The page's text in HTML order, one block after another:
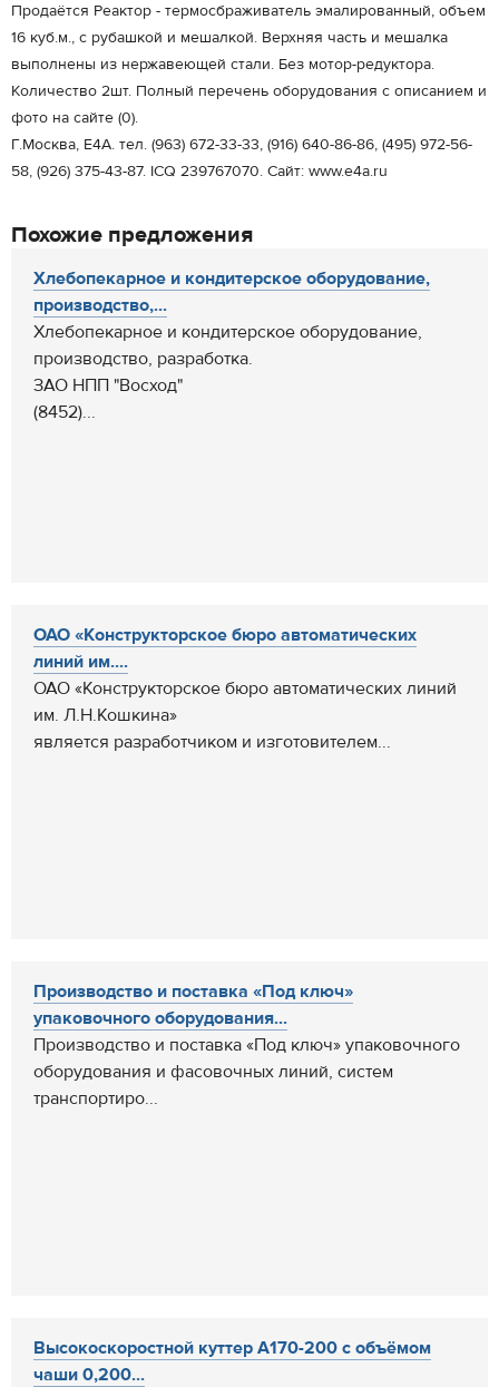
Продаётся Реактор - термосбраживатель эмалированный, объем
16 куб.м., с рубашкой и мешалкой. Верхняя часть и мешалка
выполнены из нержавеющей стали. Без мотор-редуктора.
Количество 2шт. Полный перечень оборудования с описанием и
фото на сайте (0).
Г.Москва, Е4А. тел. (963) 672-33-33, (916) 640-86-86, (495) 972-56-
58, (926) 375-43-87. IСQ 239767070. Сайт: www.e4a.ru
Похожие предложения
Хлебопекарное и кондитерское оборудование,
производство,...
Хлебопекарное и кондитерское оборудование,
производство, разработка.
ЗАО НПП "Восход"
(8452)...
ОАО «Конструкторское бюро автоматических
линий им....
ОАО «Конструкторское бюро автоматических линий
им. Л.Н.Кошкина»
является разработчиком и изготовителем...
Производство и поставка «Под ключ»
упаковочного оборудования...
Производство и поставка «Под ключ» упаковочного
оборудования и фасовочных линий, систем
транспортиро...
Высокоскоростной куттер А170-200 с объёмом
чаши 0,200...